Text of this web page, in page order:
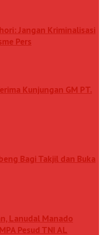
Jangan Kriminalisasi
Pers
Kunjungan GM PT.
Bagi Takjil dan Buka
Lanudal Manado
Pesud TNI AL